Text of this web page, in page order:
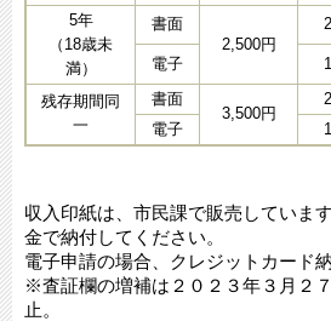
5年
（18歳未
満）
書面
2,500円
電子
残存期間同
一
書面
3,500円
電子
収入印紙は、市民課で販売していま
金で納付してください。
電子申請の場合、クレジットカード
※査証欄の増補は２０２３年３月２